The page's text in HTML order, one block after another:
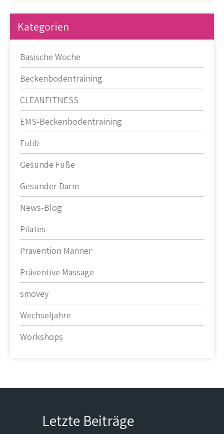
Kategorien
Basische Woche
Beckenbodentraining
CLEANFITNESS
EMS-Beckenbodentraining
Fulib
Gesunde Füße
Gesunder Darm
News-Blog
Pilates
Prävention Männer
Präventive Massage
smovey
Wechseljahre
Workshops
Letzte Beiträge